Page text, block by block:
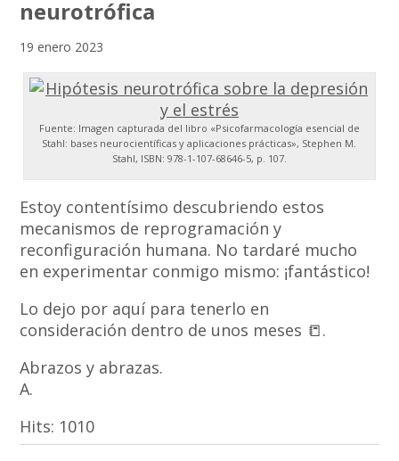
neurotrófica
19 enero 2023
Fuente: Imagen capturada del libro «Psicofarmacología esencial de
Stahl: bases neurocientíficas y aplicaciones prácticas», Stephen M.
Stahl, ISBN: 978-1-107-68646-5, p. 107.
Estoy contentísimo descubriendo estos
mecanismos de reprogramación y
reconfiguración humana. No tardaré mucho
en experimentar conmigo mismo: ¡fantástico!
Lo dejo por aquí para tenerlo en
consideración dentro de unos meses 📒.
Abrazos y abrazas.
A.
Hits: 1010